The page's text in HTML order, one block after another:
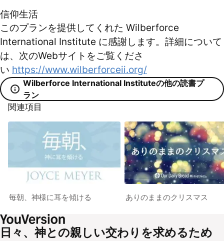
信仰生活
このプランを提供してくれた Wilberforce
International Institute に感謝します。詳細について
は、次のWebサイトをご覧くださ
い https://www.wilberforceii.org/
Wilberforce International Instituteの他の読書プ
ラン
関連項目
毎朝、神様に⽿を傾ける ありのままのクリスマス
日々、神との親しい交わりを求めるため